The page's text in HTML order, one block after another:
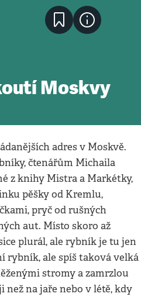
Moskvy
adres v Moskvě.
čtenářům Michaila
z knihy Mistra a Markétky,
pěšky od Kremlu,
pryč od rušných
aut. Místo skoro až
plurál, ale rybník je tu jen
rybník, ale spíš taková velká
stromy a zamrzlou
na jaře nebo v létě, kdy